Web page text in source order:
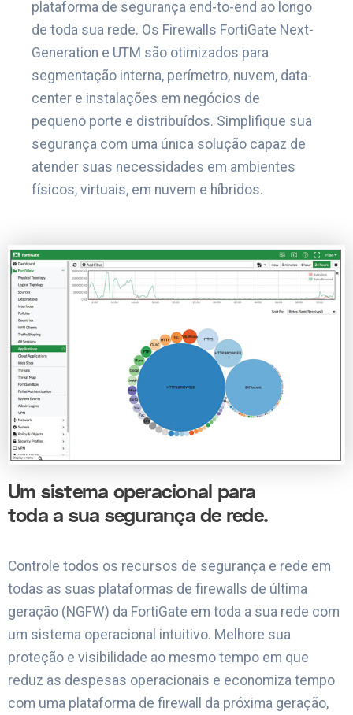
plataforma de segurança end-to-end ao longo
de toda sua rede. Os Firewalls FortiGate Next-
Generation e UTM são otimizados para
segmentação interna, perímetro, nuvem, data-
center e instalações em negócios de
pequeno porte e distribuídos. Simplifique sua
segurança com uma única solução capaz de
atender suas necessidades em ambientes
físicos, virtuais, em nuvem e híbridos.
Um sistema operacional para
toda a sua segurança de rede.
Controle todos os recursos de segurança e rede em
todas as suas plataformas de firewalls de última
geração (NGFW) da FortiGate em toda a sua rede com
um sistema operacional intuitivo. Melhore sua
proteção e visibilidade ao mesmo tempo em que
reduz as despesas operacionais e economiza tempo
com uma plataforma de firewall da próxima geração,